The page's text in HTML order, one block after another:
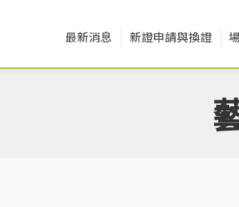
最新消息 新證申請與換證